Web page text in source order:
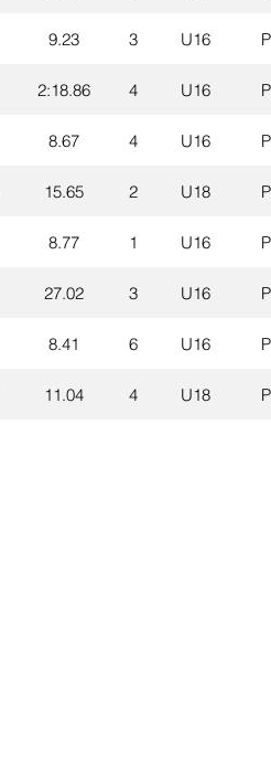
9.23 3 U16
2:18.86 4 U16
8.67 4 U16
15.65 2 U18
8.77 1 U16
27.02 3 U16
8.41 6 U16
11.04 4 U18